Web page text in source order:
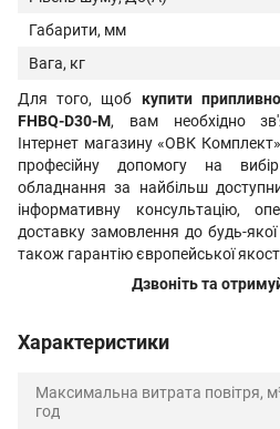
Габарити, мм
Вага, кг
Для того, щоб купити
FHBQ-D30-M, вам необхідно
Інтернет магазину «ОВК
професійну допомогу на
обладнання за найбільш
інформативну консультацію,
доставку замовлення до будь-
також гарантію європейської
Дзвоніть та
Характеристики
Максимальна витрата повітря,
год